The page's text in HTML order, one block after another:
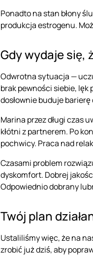
Ponadto na stan błony
produkcja estrogenu.
Gdy wydaje się,
Odwrotna sytuacja —
brak pewności siebie, lęk
dosłownie buduje
Marina przez długi czas
kłótni z partnerem. Po
pochwicy. Praca nad
Czasami problem
dyskomfort. Dobrej
Odpowiednio dobrany
Twój plan
Ustaliliśmy więc, że na
zrobić już dziś, aby